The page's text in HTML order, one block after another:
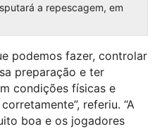
a repescagem, em
podemos fazer, controlar
preparação e ter
condições físicas e
referiu. “A
boa e os jogadores